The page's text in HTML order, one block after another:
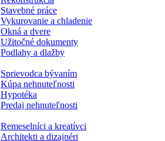
Stavebné práce
Vykurovanie a chladenie
Okná a dvere
Užitočné dokumenty
Podlahy a dlažby
Sprievodca bývaním
Kúpa nehnuteľnosti
Hypotéka
Predaj nehnuteľnosti
Remeselníci a kreatívci
Architekti a dizajnéri